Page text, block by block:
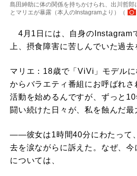
島田紳助に体の関係を持ちかけられ、出川哲
とマリエが暴露（本人のInstagramより）（
4月1日には、自身のInstagram
上、摂食障害に苦しんでいた過去
マリエ：18歳で「ViVi」モデル
からバラエティ番組にお呼ばれさ
活動を始めるんですが、ずっと
闘い続けた日々が、私を蝕んだ最
――彼女は1時間40分にわたって
去を涙ながらに訴えた。なぜ、
については、